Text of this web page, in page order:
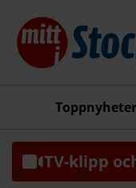
Toppnyheter
TV-klipp